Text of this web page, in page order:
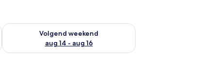
weekend aug 7 - aug 9
Volgend weekend
aug 14 - aug 16
De beschikbaarheid controleren voor volgend weekend aug